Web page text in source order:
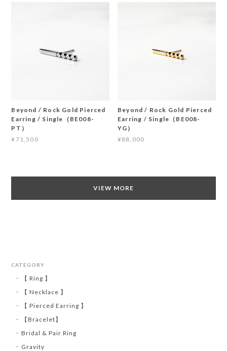
Beyond / Rock Gold Pierced
Earring / Single（BE008-
PT）
¥71,500
Beyond / Rock Gold Pierced
Earring / Single（BE008-
YG）
¥88,000
VIEW MORE
CATEGORY
【 Ring 】
【 Necklace 】
【 Pierced Earring 】
【Bracelet】
Bridal & Pair Ring
Gravity